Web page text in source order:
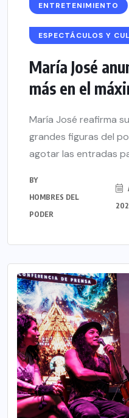
ENTRETENIMIENTO
ESPECTÁCULOS Y
María José
más en el
María José reafirma
grandes figuras del
agotar las entradas
BY
HOMBRES DEL
PODER